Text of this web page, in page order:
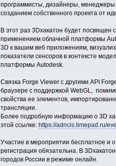
программисты, дизайнеры,
созданием собственного проекта от
В этот раз 3Dхакатон будет
применением облачной платформы
3D к вашим веб приложениям,
показатели сенсоров в контексте
платформы Autodesk.
Связка Forge Viewer c другими API
браузере с поддержкой WebGL,
свойства ее элементов,
трансляции.
Более подробную информацию о 3D
этой ссылке: https://adncis.timepad.ru/
Участие в мероприятии бесплатное и
регистрация обязательна. В
городов России в режиме онлайн.